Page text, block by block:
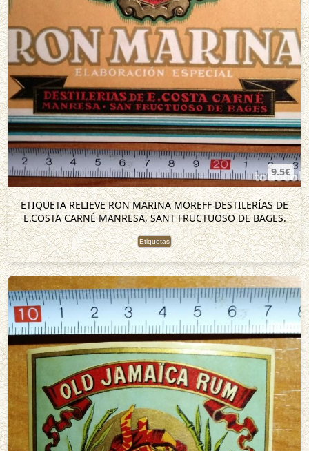
9.5€
ETIQUETA RELIEVE RON MARINA MOREFF DESTILERÍAS DE
E.COSTA CARNÉ MANRESA, SANT FRUCTUOSO DE BAGES.
Etiquetas